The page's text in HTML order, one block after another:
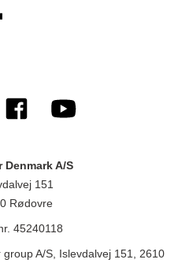
Denmark A/S
151
Rødovre
45240118
A/S, Islevdalvej 151, 2610